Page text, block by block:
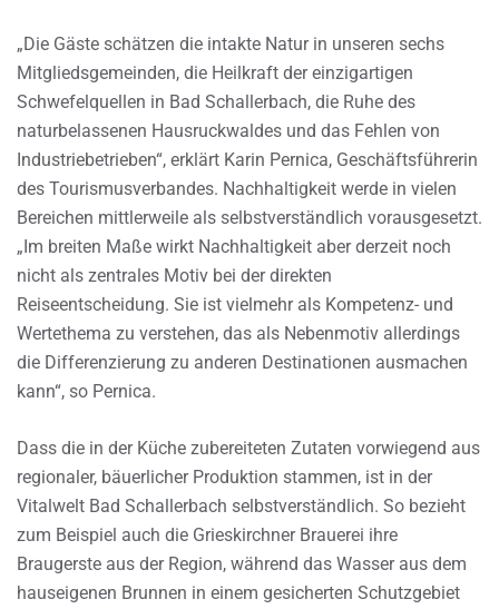
„Die Gäste schätzen die intakte Natur in unseren sechs
Mitgliedsgemeinden, die Heilkraft der einzigartigen
Schwefelquellen in Bad Schallerbach, die Ruhe des
naturbelassenen Hausruckwaldes und das Fehlen von
Industriebetrieben“, erklärt Karin Pernica, Geschäftsführerin
des Tourismusverbandes. Nachhaltigkeit werde in vielen
Bereichen mittlerweile als selbstverständlich vorausgesetzt.
„Im breiten Maße wirkt Nachhaltigkeit aber derzeit noch
nicht als zentrales Motiv bei der direkten
Reiseentscheidung. Sie ist vielmehr als Kompetenz- und
Wertethema zu verstehen, das als Nebenmotiv allerdings
die Differenzierung zu anderen Destinationen ausmachen
kann“, so Pernica.
Dass die in der Küche zubereiteten Zutaten vorwiegend aus
regionaler, bäuerlicher Produktion stammen, ist in der
Vitalwelt Bad Schallerbach selbstverständlich. So bezieht
zum Beispiel auch die Grieskirchner Brauerei ihre
Braugerste aus der Region, während das Wasser aus dem
hauseigenen Brunnen in einem gesicherten Schutzgebiet